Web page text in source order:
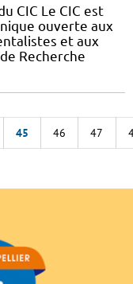
CIC Le CIC est
ouverte aux
et aux
Recherche
45 46 47